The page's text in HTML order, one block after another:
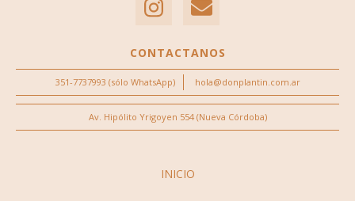
CONTACTANOS
351-7737993 (sólo WhatsApp) hola@donplantin.com.ar
Av. Hipólito Yrigoyen 554 (Nueva Córdoba)
INICIO